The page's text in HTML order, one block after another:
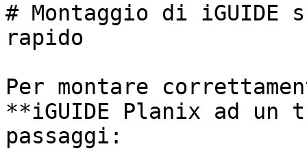
# Montaggio di
rapido
Per montare
**iGUIDE Planix ad un
passaggi: